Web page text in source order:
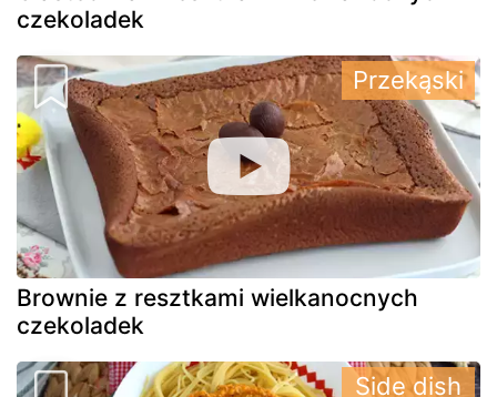
czekoladek
Brownie z resztkami wielkanocnych
czekoladek
Przekąski
Side dish